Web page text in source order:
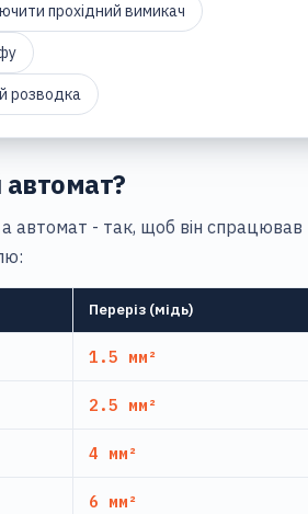
прохідний вимикач
розводка
автомат?
- так, щоб він спрацював
Переріз (мідь)
1.5 мм²
2.5 мм²
4 мм²
6 мм²